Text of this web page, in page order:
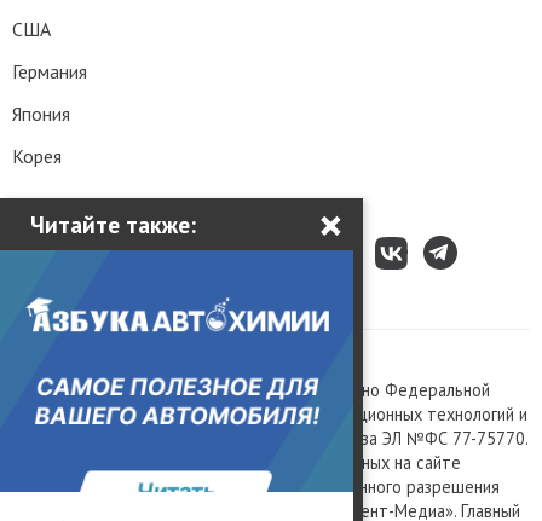
Читайте также: ×
США
Германия
Япония
Корея
Сетевое издание «Kolesa.ru», зарегистрировано Федеральной
службой по надзору в сфере связи, информационных технологий и
массовых коммуникаций, номер свидетельства ЭЛ №ФС 77-75770.
Любое использование материалов, размещенных на сайте
www.kolesa.ru, допускается только с письменного разрешения
правообладателя. Учредитель ООО «Президент-Медиа». Главный